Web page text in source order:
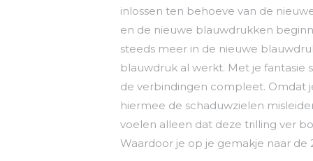
inlossen ten behoeve van de
en de nieuwe blauwdrukken
steeds meer in de nieuwe
blauwdruk al werkt. Met je fantasie
de verbindingen compleet. Omdat
hiermee de schaduwzielen
voelen alleen dat deze trilling ver
Waardoor je op je gemakje naar de